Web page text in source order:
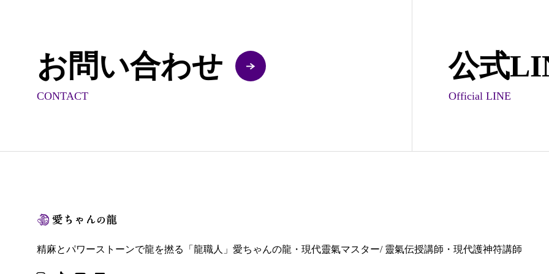
お問い合わせ
CONTACT
公式
Official LINE
精麻とパワーストーンで龍を撚る「龍職人」愛ちゃんの龍・現代靈氣マスター/ 靈氣伝授講師・現代護神符講師